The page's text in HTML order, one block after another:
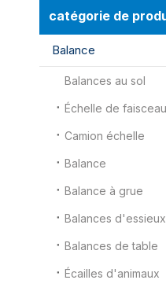
catégorie de
Balance
Balances au sol
Échelle de faisceau
Camion échelle
Balance
Balance à grue
Balances d'essieux
Balances de table
Écailles d'animaux